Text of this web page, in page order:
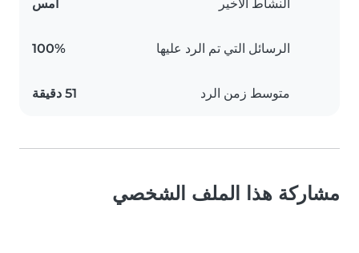
النشاط الأخير أمس
الرسائل التي تم الرد عليها 100%
متوسط زمن الرد 51 دقيقة
مشاركة هذا الملف الشخصي